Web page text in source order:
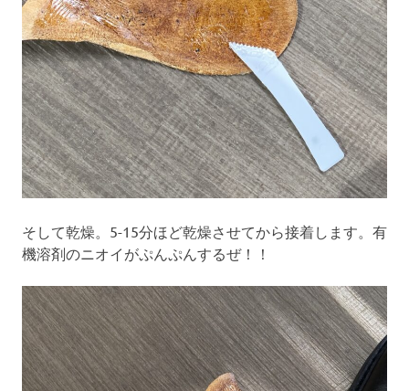
そして乾燥。5-15分ほど乾燥させてから接着します。有
機溶剤のニオイがぷんぷんするぜ！！